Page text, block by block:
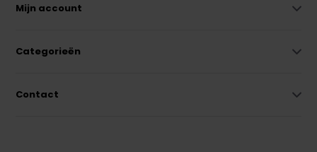
Mijn account
Categorieën
Contact